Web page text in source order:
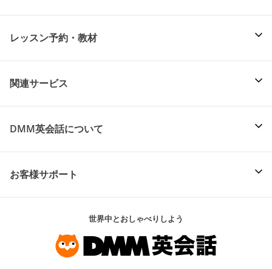
レッスン予約・教材
関連サービス
DMM英会話について
お客様サポート
世界中とおしゃべりしよう